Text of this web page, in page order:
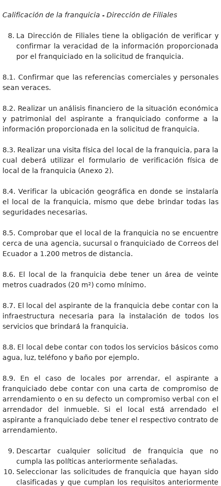
Calificación de la franquicia - Dirección de Filiales
La Dirección de Filiales tiene la obligación de verificar y
confirmar la veracidad de la información proporcionada
por el franquiciado en la solicitud de franquicia.
8.1. Confirmar que las referencias comerciales y personales
sean veraces.
8.2. Realizar un análisis financiero de la situación económica
y patrimonial del aspirante a franquiciado conforme a la
información proporcionada en la solicitud de franquicia.
8.3. Realizar una visita física del local de la franquicia, para la
cual deberá utilizar el formulario de verificación física de
local de la franquicia (Anexo 2).
8.4. Verificar la ubicación geográfica en donde se instalaría
el local de la franquicia, mismo que debe brindar todas las
seguridades necesarias.
8.5. Comprobar que el local de la franquicia no se encuentre
cerca de una agencia, sucursal o franquiciado de Correos del
Ecuador a 1.200 metros de distancia.
8.6. El local de la franquicia debe tener un área de veinte
metros cuadrados (20 m²) como mínimo.
8.7. El local del aspirante de la franquicia debe contar con la
infraestructura necesaria para la instalación de todos los
servicios que brindará la franquicia.
8.8. El local debe contar con todos los servicios básicos como
agua, luz, teléfono y baño por ejemplo.
8.9. En el caso de locales por arrendar, el aspirante a
franquiciado debe contar con una carta de compromiso de
arrendamiento o en su defecto un compromiso verbal con el
arrendador del inmueble. Si el local está arrendado el
aspirante a franquiciado debe tener el respectivo contrato de
arrendamiento.
Descartar cualquier solicitud de franquicia que no
cumpla las políticas anteriormente señaladas.
Seleccionar las solicitudes de franquicia que hayan sido
clasificadas y que cumplan los requisitos anteriormente